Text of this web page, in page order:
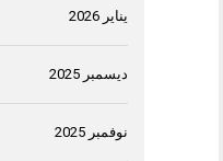
يناير 2026
ديسمبر 2025
نوفمبر 2025